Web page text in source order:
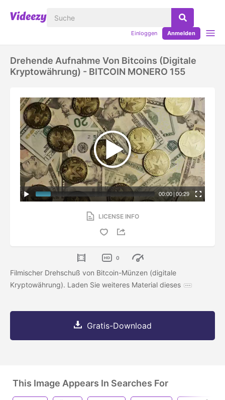
Einloggen Anmelden
Drehende Aufnahme Von Bitcoins (digitale
Kryptowährung) - BITCOIN MONERO 155
00:00| 00:29
LICENSE INFO
0
Filmischer Drehschuß von Bitcoin-Münzen (digitale
Kryptowährung). Laden Sie weiteres Material dieses
Gratis-Download
This Image Appears In Searches For